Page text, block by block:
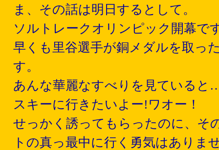
ま、その話は明日するとして。
ソルトレークオリンピック開幕で
早くも里谷選手が銅メダルを取っ
す。
あんな華麗なすべりを見ている
スキーに行きたいよー!ワオー！
せっかく誘ってもらったのに、そ
トの真っ最中に行く勇気はありま